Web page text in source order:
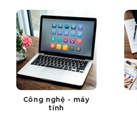
Công nghệ - máy
tính